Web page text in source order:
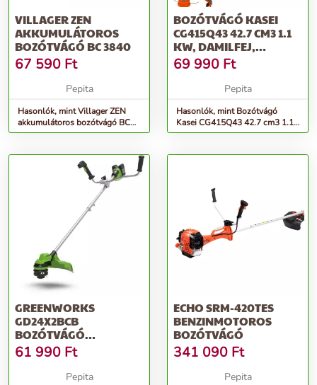
VILLAGER ZEN
AKKUMULÁTOROS
BOZÓTVÁGÓ BC 3840
67 590 Ft
Pepita
Hasonlók, mint Villager ZEN
akkumulátoros bozótvágó BC
3840
BOZÓTVÁGÓ KASEI
CG415Q43 42.7 CM3 1.1
KW, DAMILFEJ,
VÁLLHEVEDER,...
69 990 Ft
Pepita
Hasonlók, mint Bozótvágó
Kasei CG415Q43 42.7 cm3 1.1
kw, damilfej, vállheveder,...
GREENWORKS
GD24X2BCB
BOZÓTVÁGÓ
AKKUMULÁTOROS 2 X
24V AKKU ÉS TÖLT...
61 990 Ft
Pepita
ECHO SRM-420TES
BENZINMOTOROS
BOZÓTVÁGÓ
341 090 Ft
Pepita